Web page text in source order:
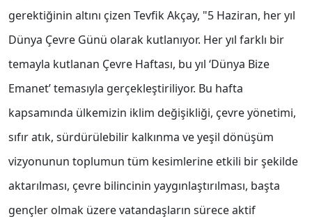
gerektiğinin altını çizen Tevfik Akçay, "5 Haziran, her yıl
Dünya Çevre Günü olarak kutlanıyor. Her yıl farklı bir
temayla kutlanan Çevre Haftası, bu yıl ‘Dünya Bize
Emanet’ temasıyla gerçekleştiriliyor. Bu hafta
kapsamında ülkemizin iklim değişikliği, çevre yönetimi,
sıfır atık, sürdürülebilir kalkınma ve yeşil dönüşüm
vizyonunun toplumun tüm kesimlerine etkili bir şekilde
aktarılması, çevre bilincinin yaygınlaştırılması, başta
gençler olmak üzere vatandaşların sürece aktif